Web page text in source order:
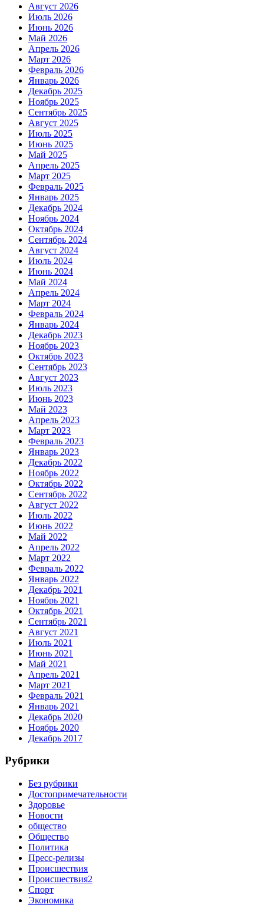
Август 2026
Июль 2026
Июнь 2026
Май 2026
Апрель 2026
Март 2026
Февраль 2026
Январь 2026
Декабрь 2025
Ноябрь 2025
Сентябрь 2025
Август 2025
Июль 2025
Июнь 2025
Май 2025
Апрель 2025
Март 2025
Февраль 2025
Январь 2025
Декабрь 2024
Ноябрь 2024
Октябрь 2024
Сентябрь 2024
Август 2024
Июль 2024
Июнь 2024
Май 2024
Апрель 2024
Март 2024
Февраль 2024
Январь 2024
Декабрь 2023
Ноябрь 2023
Октябрь 2023
Сентябрь 2023
Август 2023
Июль 2023
Июнь 2023
Май 2023
Апрель 2023
Март 2023
Февраль 2023
Январь 2023
Декабрь 2022
Ноябрь 2022
Октябрь 2022
Сентябрь 2022
Август 2022
Июль 2022
Июнь 2022
Май 2022
Апрель 2022
Март 2022
Февраль 2022
Январь 2022
Декабрь 2021
Ноябрь 2021
Октябрь 2021
Сентябрь 2021
Август 2021
Июль 2021
Июнь 2021
Май 2021
Апрель 2021
Март 2021
Февраль 2021
Январь 2021
Декабрь 2020
Ноябрь 2020
Декабрь 2017
Рубрики
Без рубрики
Достопримечательности
Здоровье
Новости
общество
Общество
Политика
Пресс-релизы
Происшествия
Происшествия2
Спорт
Экономика